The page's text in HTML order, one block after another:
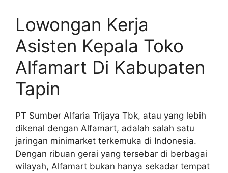
Lowongan Kerja
Asisten Kepala Toko
Alfamart Di Kabupaten
Tapin
PT Sumber Alfaria Trijaya Tbk, atau yang lebih
dikenal dengan Alfamart, adalah salah satu
jaringan minimarket terkemuka di Indonesia.
Dengan ribuan gerai yang tersebar di berbagai
wilayah, Alfamart bukan hanya sekadar tempat